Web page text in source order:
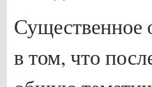
Существенное
в том, что